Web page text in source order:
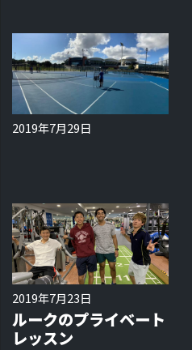
2019年7月29日
2019年7月23日
ルークのプライベート
レッスン